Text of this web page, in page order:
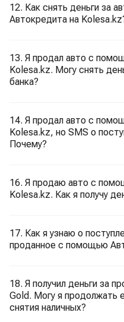
12. Как снять деньги за
Автокредита на
13. Я продал авто с
Kolesa.kz. Могу снять
банка?
14. Я продал авто с
Kolesa.kz, но SMS о
Почему?
16. Я продаю авто с
Kolesa.kz. Как я получу
17. Как я узнаю о
проданное с помощью
18. Я получил деньги за
Gold. Могу я продолжать
снятия наличных?